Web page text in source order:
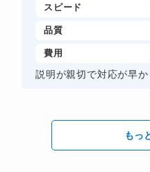
スピード
品質
費用
説明が親切で対応が早か
もっ